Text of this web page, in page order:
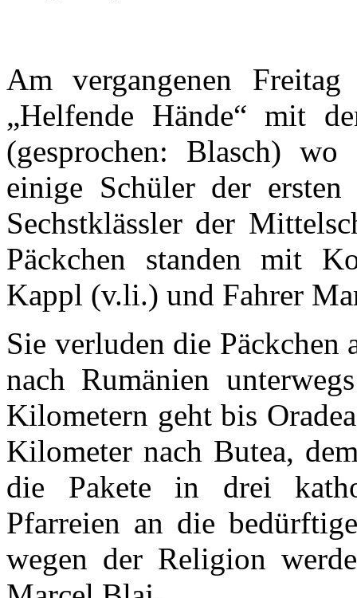
Am vergangenen
„Helfende Hände“ mit
(gesprochen: Blasch)
einige Schüler der
Sechstklässler der
Päckchen standen mit
Kappl (v.li.) und Fahrer
Sie verluden die Päckchen
nach Rumänien
Kilometern geht bis
Kilometer nach Butea,
die Pakete in drei
Pfarreien an die
wegen der Religion